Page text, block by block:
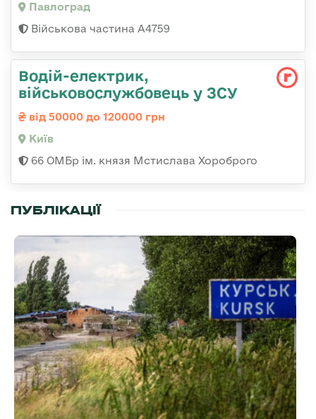
Павлоград
Військова частина А4759
Водій-електрик,
військовослужбовець у ЗСУ
від 50000 до 120000 грн
Київ
66 ОМБр ім. князя Мстислава Хороброго
ПУБЛІКАЦІЇ